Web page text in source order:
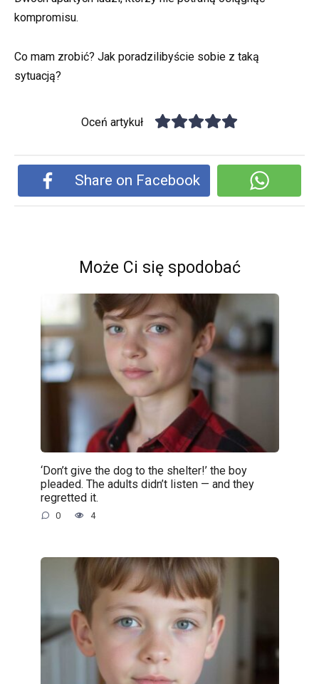
kompromisu.
Co mam zrobić? Jak poradzilibyście sobie z taką
sytuacją?
Oceń artykuł
Share on Facebook
Może Ci się spodobać
‘Don’t give the dog to the shelter!’ the boy
pleaded. The adults didn’t listen — and they
regretted it.
0 4